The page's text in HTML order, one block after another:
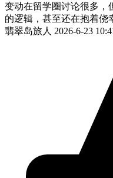
变动在留学圈讨论很多，
的逻辑，甚至还在抱着侥
翡翠岛旅人 2026-6-23